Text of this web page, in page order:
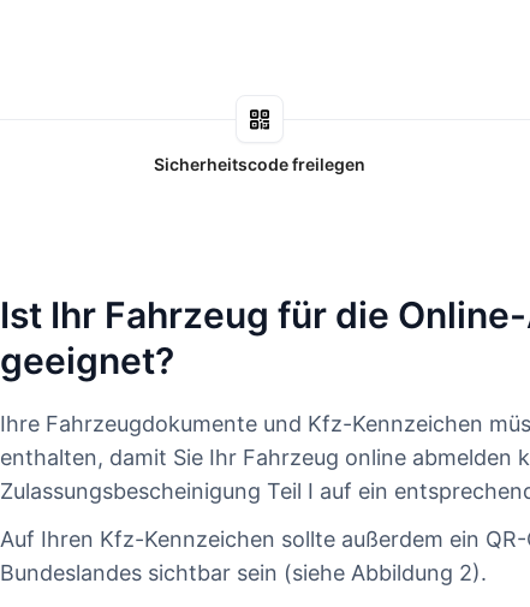
Sicherheitscode freilegen
Ist Ihr Fahrzeug für die
geeignet?
Ihre Fahrzeugdokumente und Kfz-Kennzeichen
enthalten, damit Sie Ihr Fahrzeug online abmelden
Zulassungsbescheinigung Teil I auf ein
Auf Ihren Kfz-Kennzeichen sollte außerdem ein
Bundeslandes sichtbar sein (siehe Abbildung 2).